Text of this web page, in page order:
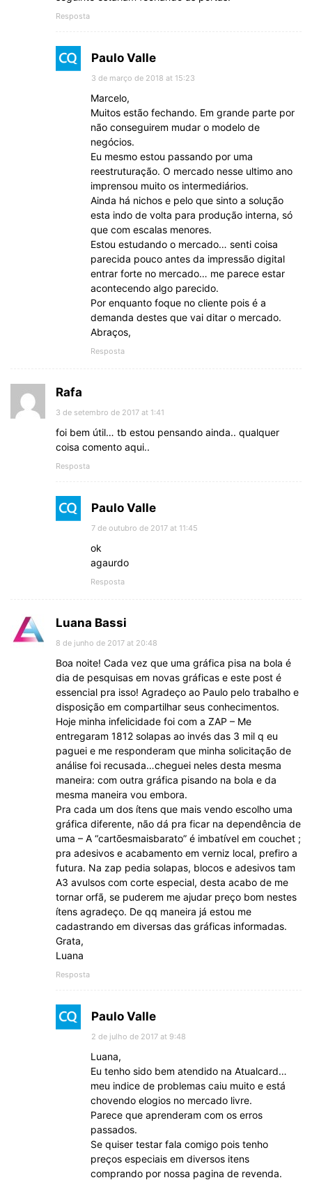
Resposta
Paulo Valle
3 de março de 2018 at 15:23
Marcelo,
Muitos estão fechando. Em grande parte por
não conseguirem mudar o modelo de
negócios.
Eu mesmo estou passando por uma
reestruturação. O mercado nesse ultimo ano
imprensou muito os intermediários.
Ainda há nichos e pelo que sinto a solução
esta indo de volta para produção interna, só
que com escalas menores.
Estou estudando o mercado… senti coisa
parecida pouco antes da impressão digital
entrar forte no mercado… me parece estar
acontecendo algo parecido.
Por enquanto foque no cliente pois é a
demanda destes que vai ditar o mercado.
Abraços,
Resposta
Rafa
3 de setembro de 2017 at 1:41
foi bem útil… tb estou pensando ainda.. qualquer
coisa comento aqui..
Resposta
Paulo Valle
7 de outubro de 2017 at 11:45
ok
agaurdo
Resposta
Luana Bassi
8 de junho de 2017 at 20:48
Boa noite! Cada vez que uma gráfica pisa na bola é
dia de pesquisas em novas gráficas e este post é
essencial pra isso! Agradeço ao Paulo pelo trabalho e
disposição em compartilhar seus conhecimentos.
Hoje minha infelicidade foi com a ZAP – Me
entregaram 1812 solapas ao invés das 3 mil q eu
paguei e me responderam que minha solicitação de
análise foi recusada…cheguei neles desta mesma
maneira: com outra gráfica pisando na bola e da
mesma maneira vou embora.
Pra cada um dos ítens que mais vendo escolho uma
gráfica diferente, não dá pra ficar na dependência de
uma – A “cartõesmaisbarato” é imbatível em couchet ;
pra adesivos e acabamento em verniz local, prefiro a
futura. Na zap pedia solapas, blocos e adesivos tam
A3 avulsos com corte especial, desta acabo de me
tornar orfã, se puderem me ajudar preço bom nestes
ítens agradeço. De qq maneira já estou me
cadastrando em diversas das gráficas informadas.
Grata,
Luana
Resposta
Paulo Valle
2 de julho de 2017 at 9:48
Luana,
Eu tenho sido bem atendido na Atualcard…
meu indice de problemas caiu muito e está
chovendo elogios no mercado livre.
Parece que aprenderam com os erros
passados.
Se quiser testar fala comigo pois tenho
preços especiais em diversos itens
comprando por nossa pagina de revenda.